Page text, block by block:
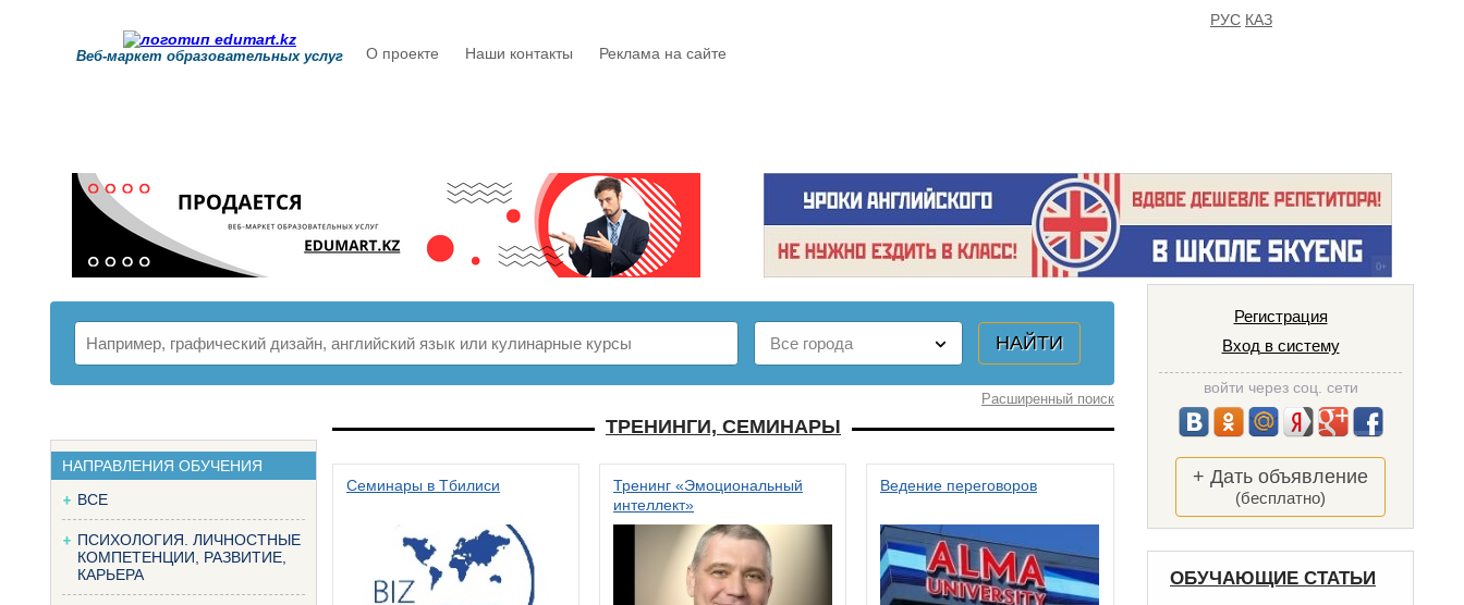
Веб-маркет образовательных услуг О проекте Наши контакты Реклама на сайте
РУС КАЗ
Расширенный поиск
НАПРАВЛЕНИЯ ОБУЧЕНИЯ
ВСЕ
ПСИХОЛОГИЯ. ЛИЧНОСТНЫЕ
КОМПЕТЕНЦИИ, РАЗВИТИЕ,
КАРЬЕРА
ТРЕНИНГИ, СЕМИНАРЫ
Семинары в Тбилиси
Тренинг «Эмоциональный
интеллект»
Ведение переговоров
Регистрация
Вход в систему
войти через соц. сети
+ Дать объявление
(бесплатно)
ОБУЧАЮЩИЕ СТАТЬИ